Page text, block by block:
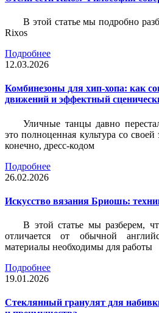
В этой статье мы подробно
Rixos
Подробнее
12.03.2026
Комбинезоны для хип-хопа: как
движений и эффектный
Уличные танцы давно
это полноценная культура со
конечно, дресс-кодом
Подробнее
26.02.2026
Искусство вязания Бриошь:
В этой статье мы разберем,
отличается от обычной
материалы необходимы для работы
Подробнее
19.01.2026
Стеклянный гранулят для